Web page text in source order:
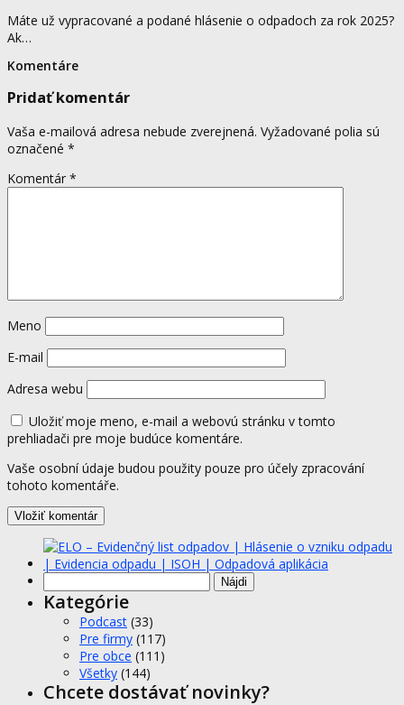
Máte už vypracované a podané hlásenie o odpadoch za rok 2025?
Ak…
Komentáre
Pridať komentár
Vaša e-mailová adresa nebude zverejnená. Vyžadované polia sú
označené *
Komentár *
Meno
E-mail
Adresa webu
Uložiť moje meno, e-mail a webovú stránku v tomto
prehliadači pre moje budúce komentáre.
Vaše osobní údaje budou použity pouze pro účely zpracování
tohoto komentáře.
Kategórie
Podcast (33)
Pre firmy (117)
Pre obce (111)
Všetky (144)
Chcete dostávať novinky?